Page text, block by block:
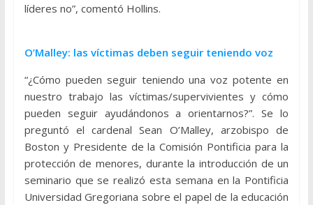
líderes no”, comentó Hollins.
O’Malley: las víctimas deben seguir teniendo voz
“¿Cómo pueden seguir teniendo una voz potente en
nuestro trabajo las víctimas/supervivientes y cómo
pueden seguir ayudándonos a orientarnos?”. Se lo
preguntó el cardenal Sean O’Malley, arzobispo de
Boston y Presidente de la Comisión Pontificia para la
protección de menores, durante la introducción de un
seminario que se realizó esta semana en la Pontificia
Universidad Gregoriana sobre el papel de la educación